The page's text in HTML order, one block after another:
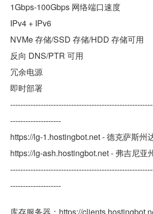
1Gbps-100Gbps 网络端口速度
IPv4 + IPv6
NVMe 存储/SSD 存储/HDD 存储可用
反向 DNS/PTR 可用
冗余电源
即时部署
--------------------
https://lg-1.hostingbot.net - 德克萨斯州
https://lg-ash.hostingbot.net - 弗吉尼亚
--------------------
库存服务器：https://